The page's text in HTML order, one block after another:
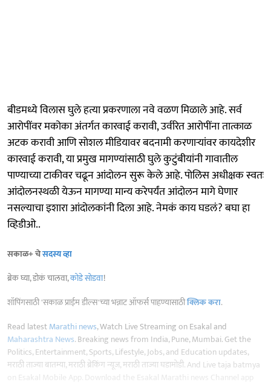
बीडमध्ये विलास घुले हत्या प्रकरणाला नवे वळण मिळाले आहे. सर्व
आरोपींवर मकोका अंतर्गत कारवाई करावी, उर्वरित आरोपींना तात्काळ
अटक करावी आणि सोशल मीडियावर बदनामी करणाऱ्यांवर कायदेशीर
कारवाई करावी, या प्रमुख मागण्यांसाठी घुले कुटुंबीयांनी गावातील
पाण्याच्या टाकीवर चढून आंदोलन सुरू केले आहे. पोलिस अधीक्षक स्वतः
आंदोलनस्थळी येऊन मागण्या मान्य करेपर्यंत आंदोलन मागे घेणार
नसल्याचा इशारा आंदोलकांनी दिला आहे. नेमकं काय घडलं? बघा हा
व्हिडीओ..
सकाळ+ चेसदस्य व्हा
ब्रेक घ्या, डोकं चालवा,कोडे सोडवा!
शॉपिंगसाठी 'सकाळ प्राईम डील्स'च्या भन्नाट ऑफर्स पाहण्यासाठीक्लिक करा.
Read latestMarathi news, Watch Live Streaming on Esakal and
Maharashtra News. Breaking news from India, Pune, Mumbai. Get the
Politics, Entertainment, Sports, Lifestyle, Jobs, and Education updates,
मराठी ताज्या बातम्या, मराठी ब्रेकिंग न्यूज, मराठी ताज्या घडामोडी. And Live taja batmya
on Esakal Mobile App. Download the Esakal Marathi news Channel app